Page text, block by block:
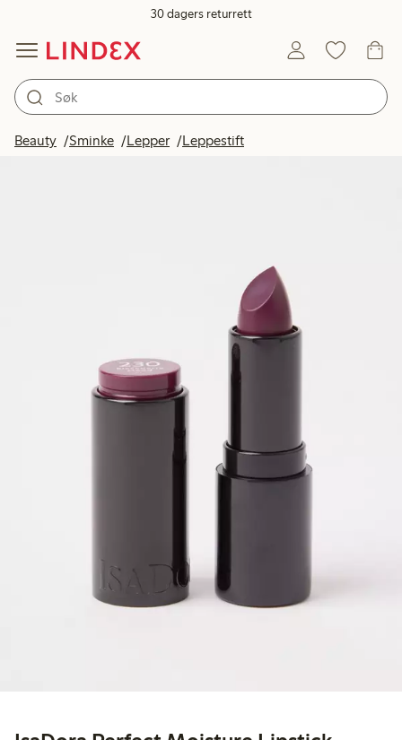
30 dagers returrett
Beauty Sminke Lepper Leppestift